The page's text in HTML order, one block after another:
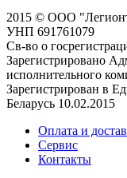
2015 © ООО
УНП 691761079
Св-во о
Зарегистрировано
исполнительного
Зарегистрирован в
Беларусь 10.02.2015
Оплата и
Сервис
Контакты